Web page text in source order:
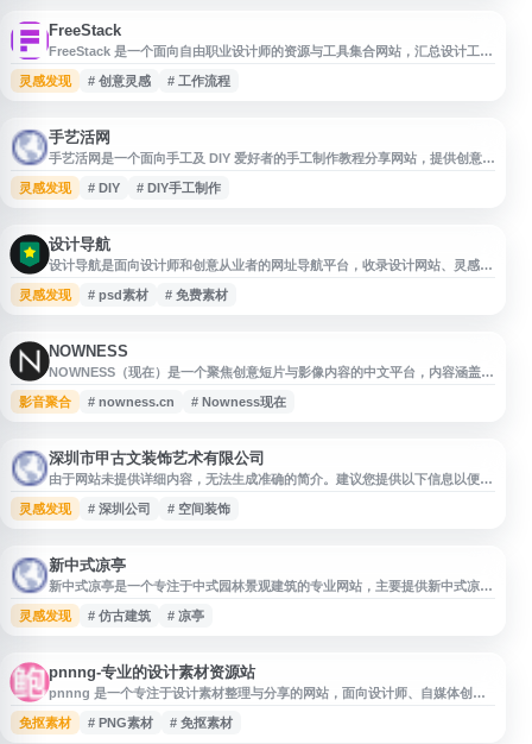
FreeStack
FreeStack 是一个面向自由职业设计师的资源与工具集合网站，汇总设计工作
中常用的参考资料、实用工具和相关服务，帮助用户更高效地寻找适合项目执
行、创意探索、工作流程优化与职业发展的资源。适合自由设计师、创意工作
灵感发现 # 创意灵感 # 工作流程
手艺活网
手艺活网是一个面向手工及 DIY 爱好者的手工制作教程分享网站，提供创意
DIY、手工艺品制作方法、手工 DIY 教程和手工制作大全等内容。网站涵盖多
类手工项目与制作思路，适合用户查找日常手工灵感、学习基础制作步骤，并
灵感发现 # DIY # DIY手工制作
设计导航
设计导航是面向设计师和创意从业者的网址导航平台，收录设计网站、灵感参
考、设计教程、尺寸规范、配色方案及各类设计素材资源。网站提供图片素
材、PSD 素材等免费素材入口，涵盖可商用、无版权限制等实用资源分类，
灵感发现 # psd素材 # 免费素材
NOWNESS
NOWNESS（现在）是一个聚焦创意短片与影像内容的中文平台，内容涵盖艺
术短片、时尚、生活方式、美食、设计、文化与奢侈品牌相关主题。网站通过
短视频和专题作品呈现全球创作者、艺术家及品牌故事，适合关注视觉艺术、
影音聚合 # nowness.cn # Nowness现在
深圳市甲古文装饰艺术有限公司
由于网站未提供详细内容，无法生成准确的简介。建议您提供以下信息以便生
成更精准的描述： 1. 公司主要业务范围（如装饰设计、艺术品制作、工程施
工等） 2. 服务对象或应用场景（如酒店、商业空间、住宅等） 3. 公司特色或
灵感发现 # 深圳公司 # 空间装饰
新中式凉亭
新中式凉亭是一个专注于中式园林景观建筑的专业网站，主要提供新中式凉亭
的设计方案、施工工艺及产品展示服务。网站涵盖各类传统与现代结合的凉亭
样式，包括四角亭、六角亭、八角亭等多种造型，适用于别墅庭院、公园景
设计师和施工方提供全方
灵感发现 # 仿古建筑 # 凉亭
pnnng-专业的设计素材资源站
pnnng 是一个专注于设计素材整理与分享的网站，面向设计师、自媒体创作
者、运营人员及内容创作人，提供各类可用于视觉设计、创意制作和项目参考
的素材资源入口。网站适合作为日常查找设计素材、获取灵感参考和提升工作
免抠素材 # PNG素材 # 免抠素材